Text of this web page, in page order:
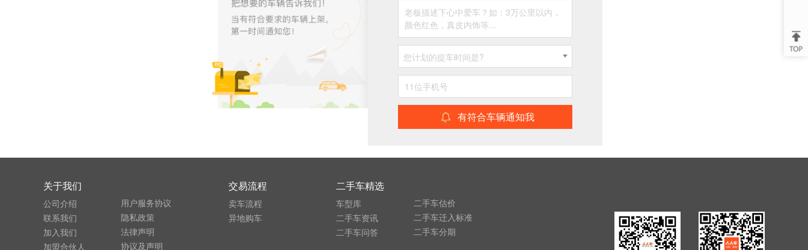
您计划的提车时间是?
有符合车辆通知我
关于我们
公司介绍
联系我们
加入我们
加盟合伙人
用户服务协议
隐私政策
法律声明
协议及声明
交易流程
卖车流程
异地购车
二手车精选
车型库
二手车资讯
二手车问答
二手车估价
二手车迁入标准
二手车分期